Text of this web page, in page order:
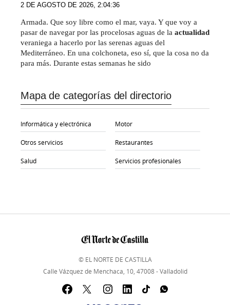
2 DE AGOSTO DE 2026, 2:04:36
Armada. Que soy libre como el mar, vaya. Y que voy a
pasar de navegar por las procelosas aguas de la actualidad
veraniega a hacerlo por las serenas aguas del
Mediterráneo. En una colchoneta, eso sí, que la cosa no da
para más. Durante estas semanas he sido
Mapa de categorías del directorio
Informática y electrónica Motor
Otros servicios Restaurantes
Salud Servicios profesionales
© EL NORTE DE CASTILLA
Calle Vázquez de Menchaca, 10, 47008 - Valladolid